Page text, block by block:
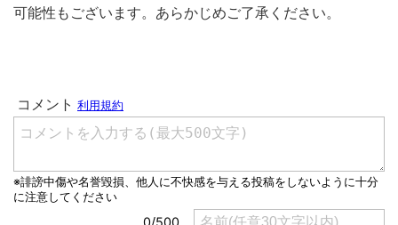
可能性もございます。あらかじめご了承ください。